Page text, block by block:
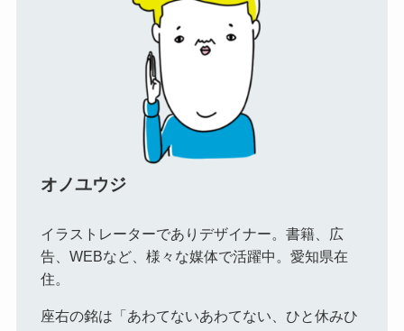
オノユウジ
イラストレーターでありデザイナー。書籍、広
告、WEBなど、様々な媒体で活躍中。愛知県在
住。
座右の銘は「あわてないあわてない、ひと休みひ